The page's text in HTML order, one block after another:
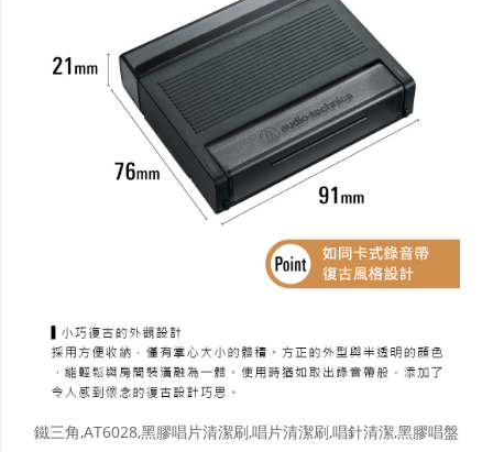
鐵三角,AT6028,黑膠唱片清潔刷,唱片清潔刷,唱針清潔,黑膠唱盤